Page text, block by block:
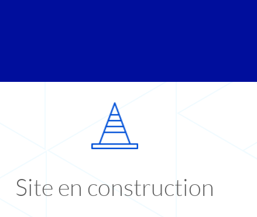
Site en construction